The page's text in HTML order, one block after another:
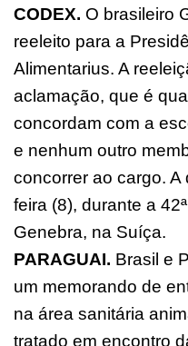
CODEX. O brasileiro
reeleito para a
Alimentarius. A
aclamação, que é
concordam com a
e nenhum outro
concorrer ao cargo.
feira (8), durante a
Genebra, na Suíça.
PARAGUAI. Brasil e
um memorando de
na área sanitária
tratado em encontro